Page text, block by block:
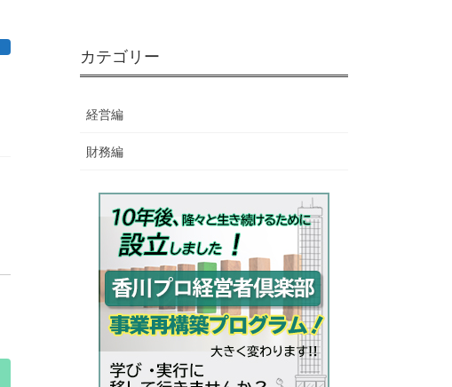
カテゴリー
経営編
財務編